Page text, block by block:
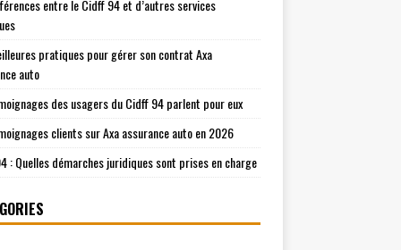
entre le Cidff 94 et d’autres services
pratiques pour gérer son contrat Axa
auto
des usagers du Cidff 94 parlent pour eux
clients sur Axa assurance auto en 2026
: Quelles démarches juridiques sont prises en charge